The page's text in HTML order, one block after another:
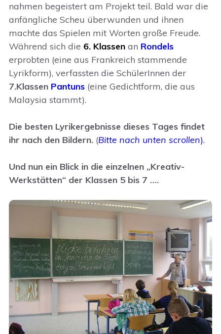
nahmen begeistert am Projekt teil. Bald war die
anfängliche Scheu überwunden und ihnen
machte das Spielen mit Worten große Freude.
Während sich die 6. Klassenan Rondels
erprobten (eine aus Frankreich stammende
Lyrikform), verfassten die SchülerInnen der
7.Klassen Pantuns (eine Gedichtform, die aus
Malaysia stammt).
Die besten Lyrikergebnisse dieses Tages findet
ihr nach den Bildern.(Bitte nach unten scrollen).
Und nun ein Blick in die einzelnen „Kreativ-
Werkstätten“ der Klassen 5 bis 7 ….